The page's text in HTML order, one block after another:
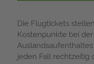
Die Flugtickets
Kostenpunkte bei
jeden Fall rechtzeitig